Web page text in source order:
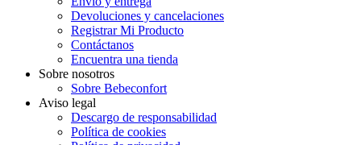
Devoluciones y cancelaciones
Registrar Mi Producto
Contáctanos
Encuentra una tienda
Sobre nosotros
Sobre Bebeconfort
Aviso legal
Descargo de responsabilidad
Política de cookies